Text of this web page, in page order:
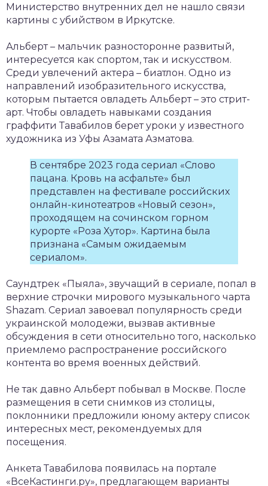
Министерство внутренних дел не нашло связи
картины с убийством в Иркутске.
Альберт – мальчик разносторонне развитый,
интересуется как спортом, так и искусством.
Среди увлечений актера – биатлон. Одно из
направлений изобразительного искусства,
которым пытается овладеть Альберт – это стрит-
арт. Чтобы овладеть навыками создания
граффити Тавабилов берет уроки у известного
художника из Уфы Азамата Азматова.
В сентябре 2023 года сериал «Слово
пацана. Кровь на асфальте» был
представлен на фестивале российских
онлайн-кинотеатров «Новый сезон»,
проходящем на сочинском горном
курорте «Роза Хутор». Картина была
признана «Самым ожидаемым
сериалом».
Саундтрек «Пыяла», звучащий в сериале, попал в
верхние строчки мирового музыкального чарта
Shazam. Сериал завоевал популярность среди
украинской молодежи, вызвав активные
обсуждения в сети относительно того, насколько
приемлемо распространение российского
контента во время военных действий.
Не так давно Альберт побывал в Москве. После
размещения в сети снимков из столицы,
поклонники предложили юному актеру список
интересных мест, рекомендуемых для
посещения.
Анкета Тавабилова появилась на портале
«ВсеКастинги.ру», предлагающем варианты